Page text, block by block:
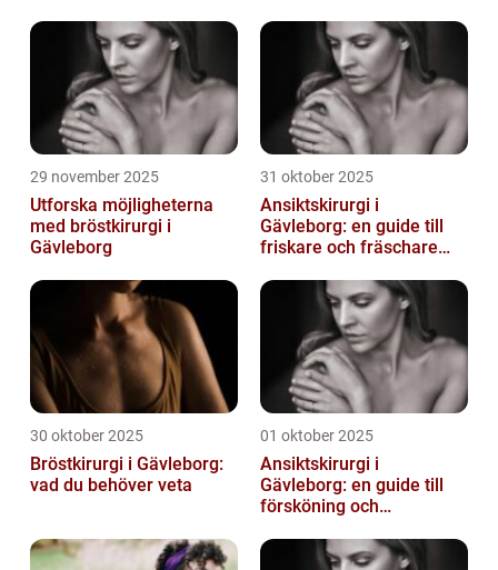
29 november 2025
Utforska möjligheterna
med bröstkirurgi i
Gävleborg
31 oktober 2025
Ansiktskirurgi i
Gävleborg: en guide till
friskare och fräschare
30 oktober 2025
Bröstkirurgi i Gävleborg:
vad du behöver veta
01 oktober 2025
Ansiktskirurgi i
Gävleborg: en guide till
försköning och